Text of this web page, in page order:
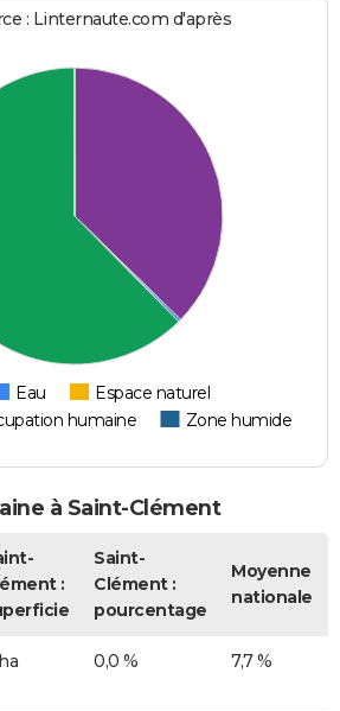
: Linternaute.com d'après
Eau
Espace naturel
humaine Zone humide
à Saint-Clément
:
Saint-
Clément :
pourcentage
Moyenne
nationale
0,0 % 7,7 %